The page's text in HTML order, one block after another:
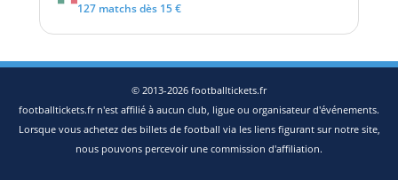
127 matchs dès 15 €
© 2013-2026 footballtickets.fr
footballtickets.fr n'est affilié à aucun club, ligue ou organisateur d'événements.
Lorsque vous achetez des billets de football via les liens figurant sur notre site,
nous pouvons percevoir une commission d'affiliation.